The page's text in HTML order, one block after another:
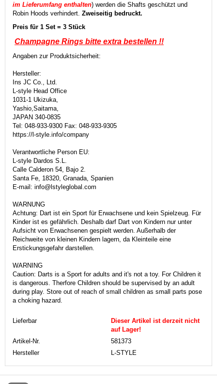
im Lieferumfang enthalten) werden die Shafts geschützt und
Robin Hoods verhindert. Zweiseitig bedruckt.
Preis für 1 Set = 3 Stück
Champagne Rings bitte extra bestellen !!
Angaben zur Produktsicherheit:
Hersteller:
Ins JC Co., Ltd.
L-style Head Office
1031-1 Ukizuka,
Yashio,Saitama,
JAPAN 340-0835
Tel: 048-933-9300 Fax: 048-933-9305
https://l-style.info/company
Verantwortliche Person EU:
L-style Dardos S.L.
Calle Calderon 54, Bajo 2.
Santa Fe, 18320, Granada, Spanien
E-mail: info@lstyleglobal.com
WARNUNG
Achtung: Dart ist ein Sport für Erwachsene und kein Spielzeug. Für
Kinder ist es gefährlich. Deshalb darf Dart von Kindern nur unter
Aufsicht von Erwachsenen gespielt werden. Außerhalb der
Reichweite von kleinen Kindern lagern, da Kleinteile eine
Erstickungsgefahr darstellen.
WARNING
Caution: Darts is a Sport for adults and it's not a toy. For Children it
is dangerous. Therfore Children should be supervised by an adult
during play. Store out of reach of small children as small parts pose
a choking hazard.
Lieferbar
Dieser Artikel ist derzeit nicht
auf Lager!
Artikel-Nr.
581373
Hersteller
L-STYLE